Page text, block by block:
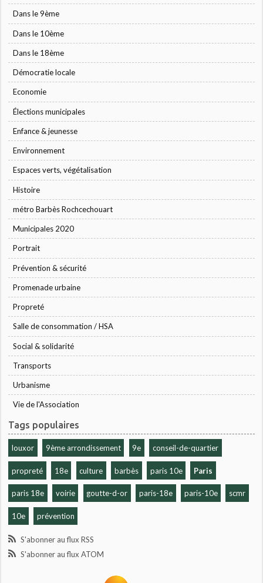
Dans le 9ème
Dans le 10ème
Dans le 18ème
Démocratie locale
Economie
Élections municipales
Enfance & jeunesse
Environnement
Espaces verts, végétalisation
Histoire
métro Barbès Rochcechouart
Municipales 2020
Portrait
Prévention & sécurité
Promenade urbaine
Propreté
Salle de consommation / HSA
Social & solidarité
Transports
Urbanisme
Vie de l'Association
Tags populaires
louxor 9ème arrondissement 9e conseil-de-quartier
propreté 18e culture barbès paris 10e Paris
paris 18e voirie goutte-d-or paris-18e paris-10e scmr
10e prévention
S'abonner au flux RSS
S'abonner au flux ATOM